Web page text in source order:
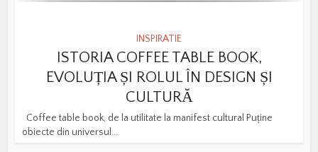
INSPIRATIE
ISTORIA COFFEE TABLE BOOK,
EVOLUȚIA ȘI ROLUL ÎN DESIGN ȘI
CULTURĂ
Coffee table book, de la utilitate la manifest cultural Puține
obiecte din universul...